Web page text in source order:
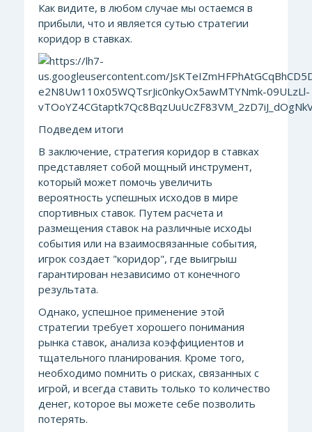
Как видите, в любом случае мы остаемся в
прибыли, что и является сутью стратегии
коридор в ставках.
Подведем итоги
В заключение, стратегия коридор в ставках
представляет собой мощный инструмент,
который может помочь увеличить
вероятность успешных исходов в мире
спортивных ставок. Путем расчета и
размещения ставок на различные исходы
события или на взаимосвязанные события,
игрок создает "коридор", где выигрыш
гарантирован независимо от конечного
результата.
Однако, успешное применение этой
стратегии требует хорошего понимания
рынка ставок, анализа коэффициентов и
тщательного планирования. Кроме того,
необходимо помнить о рисках, связанных с
игрой, и всегда ставить только то количество
денег, которое вы можете себе позволить
потерять.